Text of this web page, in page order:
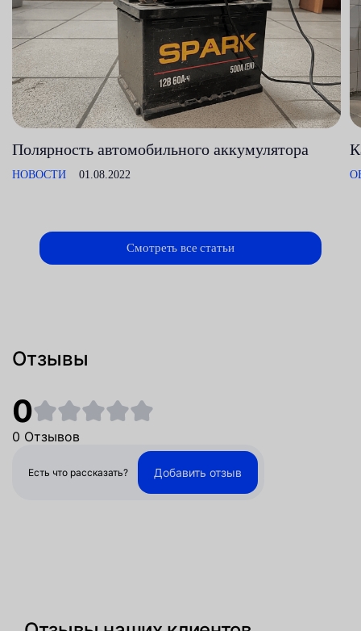
Полярность автомобильного аккумулятора
НОВОСТИ 01.08.2022
Смотреть все статьи
Отзывы
0
0 Отзывов
Есть что рассказать? Добавить отзыв